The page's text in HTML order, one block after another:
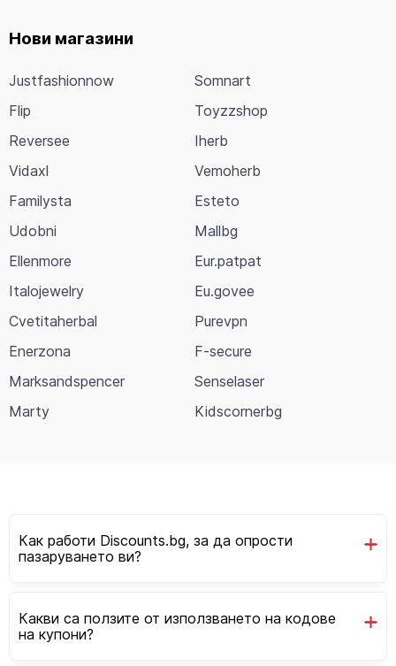
Нови магазини
Justfashionnow
Somnart
Flip
Toyzzshop
Reversee
Iherb
Vidaxl
Vemoherb
Familysta
Esteto
Udobni
Mallbg
Ellenmore
Eur.patpat
Italojewelry
Eu.govee
Cvetitaherbal
Purevpn
Enerzona
F-secure
Marksandspencer
Senselaser
Marty
Kidscornerbg
Как работи Discounts.bg, за да опрости
пазаруването ви?
Какви са ползите от използването на кодове
на купони?